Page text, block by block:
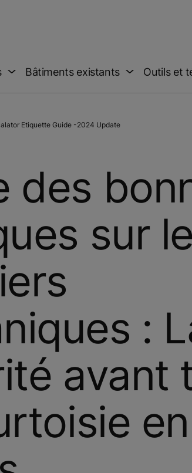
Bâtiments existants Outils et
Etiquette Guide -2024 Update
des
sur
:
avant